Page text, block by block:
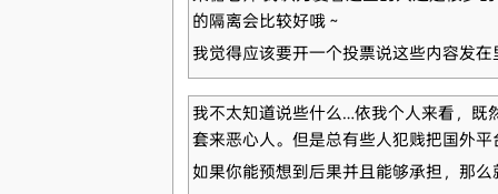
的隔离会比较好哦～
我觉得应该要开一个投票说这些内容发
我不太知道说些什么…依我个人来看，既
套来恶心人。但是总有些人犯贱把国外
如果你能预想到后果并且能够承担，那